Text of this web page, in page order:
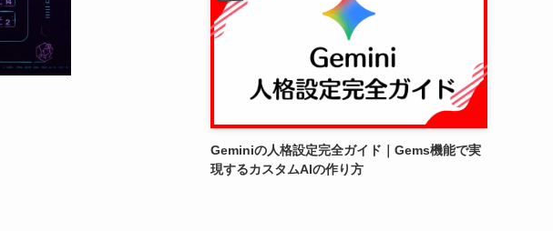
Geminiの人格設定完全ガイド｜Gems機能で実
現するカスタムAIの作り方